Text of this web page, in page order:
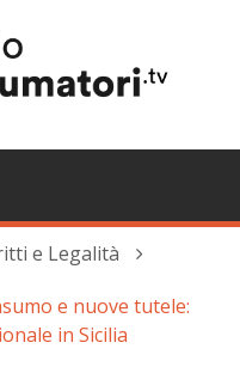
e Legalità
e nuove tutele:
in Sicilia